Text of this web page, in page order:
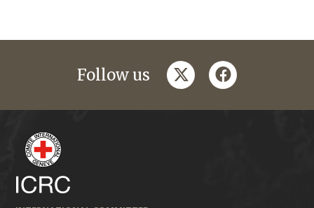
Follow us twitterfacebook